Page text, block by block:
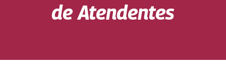
de Atendentes